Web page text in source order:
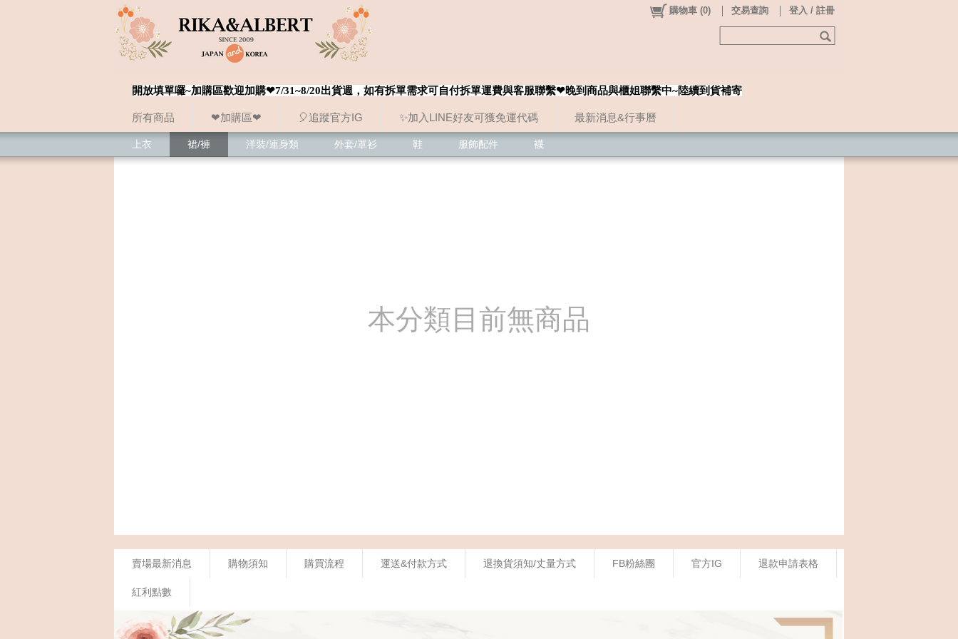
所有商品 ❤加購區❤ 🎈追蹤官方IG ✨加入LINE好友可獲免運代碼 最新消息&行事曆
購物車 (0) 交易查詢 登入 / 註冊
開放填單囉~加購區歡迎加購❤7/31~8/20出貨週，如有拆單需求可自付拆單運費與客服聯繫❤晚到商品與櫃姐聯繫中~陸續到貨補寄
賣場最新消息 購物須知 購買流程 運送&付款方式 退換貨須知/丈量方式 FB粉絲團 官方IG 退款申請表格
紅利點數